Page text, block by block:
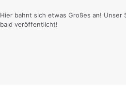
Hier bahnt sich etwas Großes an! Unser
bald veröffentlicht!